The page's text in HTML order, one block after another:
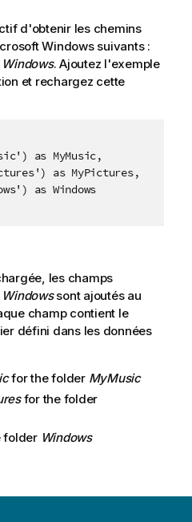
d'obtenir les chemins
Windowssuivants :
Windows. Ajoutez l'exemple
et rechargez cette
as MyMusic,
as MyPictures,
as Windows
les champs
Windowssont ajoutés au
champ contient le
défini dans les données
for the folder MyMusic
for the folder
folder Windows